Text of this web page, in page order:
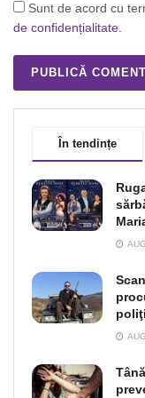
Sunt de acord cu
de confidențialitate.
În tendințe